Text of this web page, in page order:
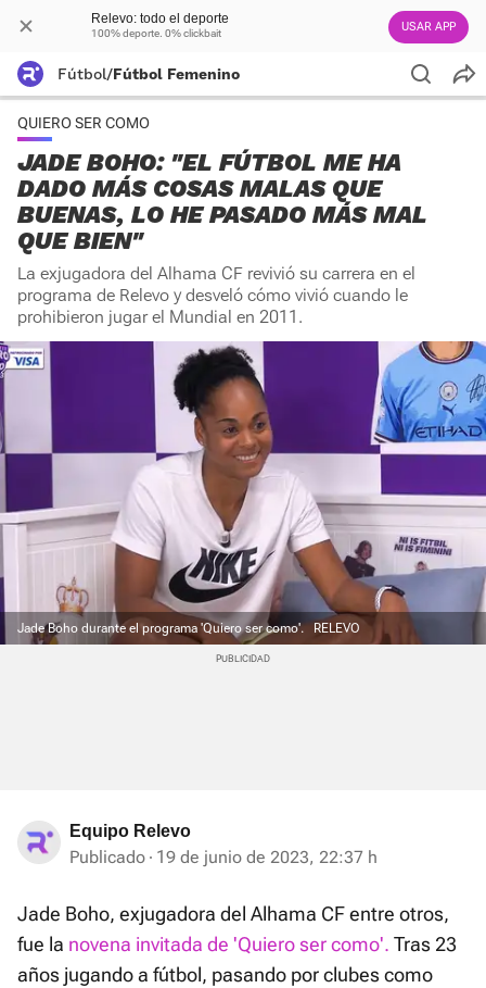
Relevo: todo el deporte
100% deporte. 0% clickbait USAR APP
Fútbol/Fútbol Femenino
QUIERO SER COMO
JADE BOHO: "EL FÚTBOL ME HA
DADO MÁS COSAS MALAS QUE
BUENAS, LO HE PASADO MÁS MAL
QUE BIEN"
La exjugadora del Alhama CF revivió su carrera en el
programa de Relevo y desveló cómo vivió cuando le
prohibieron jugar el Mundial en 2011.
Jade Boho durante el programa 'Quiero ser como'. RELEVO
Equipo Relevo
Publicado 19 de junio de 2023, 22:37 h
Jade Boho, exjugadora del Alhama CF entre otros,
fue la novena invitada de 'Quiero ser como'. Tras 23
años jugando a fútbol, pasando por clubes como